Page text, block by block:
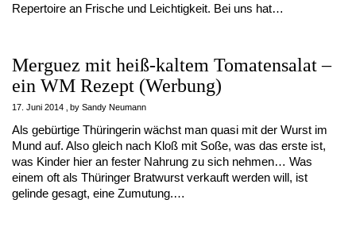
Repertoire an Frische und Leichtigkeit. Bei uns hat…
Merguez mit heiß-kaltem Tomatensalat –
ein WM Rezept (Werbung)
17. Juni 2014 by Sandy Neumann
Als gebürtige Thüringerin wächst man quasi mit der Wurst im
Mund auf. Also gleich nach Kloß mit Soße, was das erste ist,
was Kinder hier an fester Nahrung zu sich nehmen… Was
einem oft als Thüringer Bratwurst verkauft werden will, ist
gelinde gesagt, eine Zumutung.…